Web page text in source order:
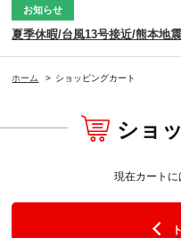
お知らせ
夏季休暇/台風13号接近/熊本地
ホーム > ショッピングカート
ショ
現在カートに